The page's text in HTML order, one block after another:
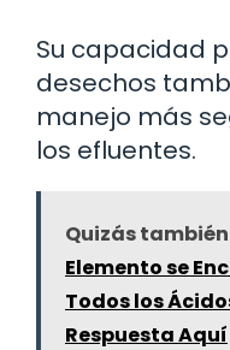
Su capacidad
desechos
manejo más
los efluentes.
Quizás
Elemento se
Todos los
Respuesta Aquí